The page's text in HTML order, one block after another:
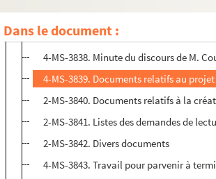
Dans le document :
4-MS-3836. Projet de circulaire pour les
2-MS-3837. Notice de M. Laurent
4-MS-3838. Minute du discours de M.
4-MS-3839. Documents relatifs au
2-MS-3840. Documents relatifs à la
2-MS-3841. Listes des demandes de
2-MS-3842. Divers documents
4-MS-3843. Travail pour parvenir à